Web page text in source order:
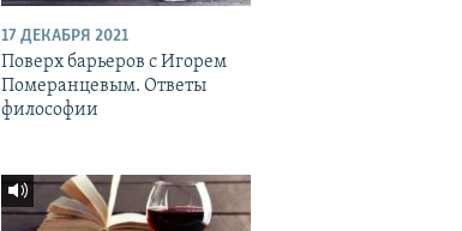
17 ДЕКАБРЯ 2021
Поверх барьеров с Игорем
Померанцевым. Ответы
философии